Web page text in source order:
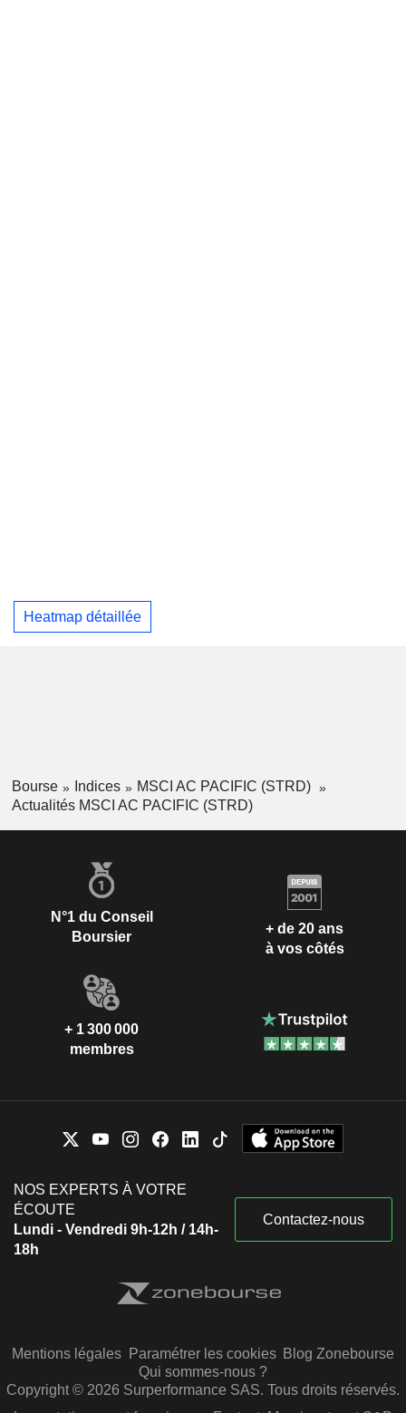
Heatmap détaillée
Bourse Indices
MSCI AC PACIFIC (STRD)
Actualités MSCI AC PACIFIC (STRD)
N°1 du Conseil
Boursier
+ de 20 ans
à vos côtés
+ 1 300 000
membres
NOS EXPERTS À VOTRE
ÉCOUTE
Lundi - Vendredi 9h-12h / 14h-
18h
Contactez-nous
Mentions légales Paramétrer les cookies Blog Zonebourse
Qui sommes-nous ?
Copyright © 2026 Surperformance SAS. Tous droits réservés.